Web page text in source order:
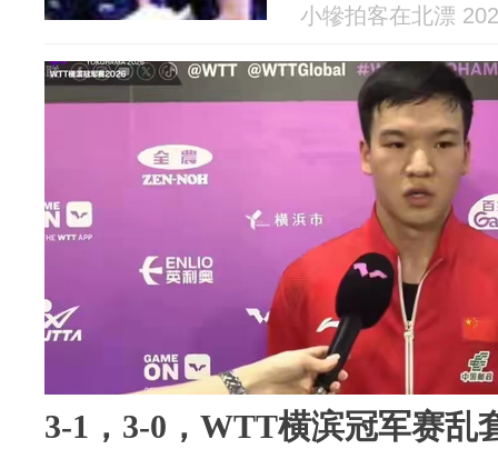
小犙拍客在北漂
3-1，3-0，WTT横滨冠军赛乱